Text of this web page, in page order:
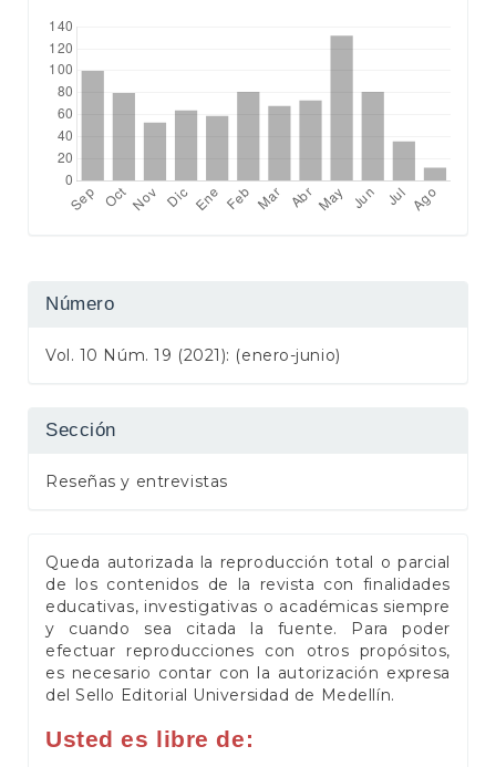
Número
Vol. 10 Núm. 19 (2021): (enero-junio)
Sección
Reseñas y entrevistas
Queda autorizada la reproducción total o parcial
de los contenidos de la revista con finalidades
educativas, investigativas o académicas siempre
y cuando sea citada la fuente. Para poder
efectuar reproducciones con otros propósitos,
es necesario contar con la autorización expresa
del Sello Editorial Universidad de Medellín.
Usted es libre de: